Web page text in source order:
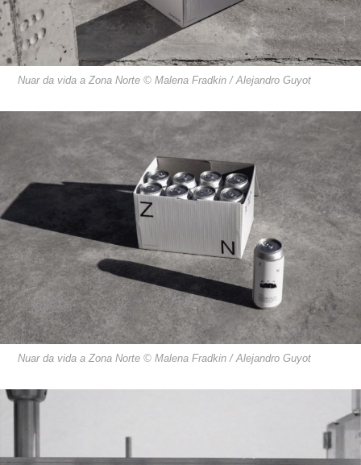
Nuar da vida a Zona Norte © Malena Fradkin / Alejandro Guyot
Nuar da vida a Zona Norte © Malena Fradkin / Alejandro Guyot